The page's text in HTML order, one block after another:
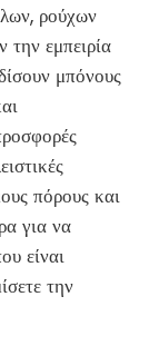
ρούχων
την εμπειρία
μπόνους
πόρους και
για να
είναι
την